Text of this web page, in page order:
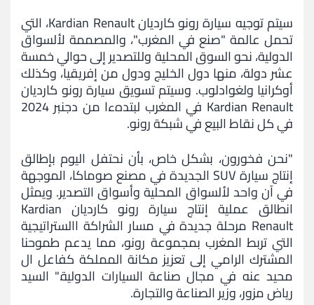
سيتم توجيه سيارة رونو كارديان Kardian Renault، التي
تحمل عالمة "صنع في المغرب"، والمصممة لألسواق
الدولية، نحو السوق المحلية وللتصدير إلى حوالي خمسة
عشر دولة، منها دول الخليج ودول من إفريقيا، وكذلك
أوكرانيا ولغوادلوب. وسيتم تسويق سيارة رونو كارديان
Kardian Renault في المغرب لبتدهءا من دجنبر 2024
في كل نقاط البيع في شبكة رونو.
"نحن فخورون، بشكل خاص، بأن نحتفل اليوم بإطالق
إنتاج سيارة SUV الجديدة في مصنع صوماكا، الموجهة
في آن واحد لألسواق المحلية وأسواق التصدير. ويمثل
انطالق عملية إنتاج سيارة رونو كارديان Kardian
Renault مرحلة جديدة في مسار الشراكة االستراتيجية
التي تربط المغرب بمجموعة رونو، مما يدعم طموحنا
المشترك الرامي إلى تعزيز مكانة المملكة كفاعل ال
محيد عنه في مجال صناعة السيارات الدولية." السيد
رياض مزور، وزير الصناعة والتجارة.